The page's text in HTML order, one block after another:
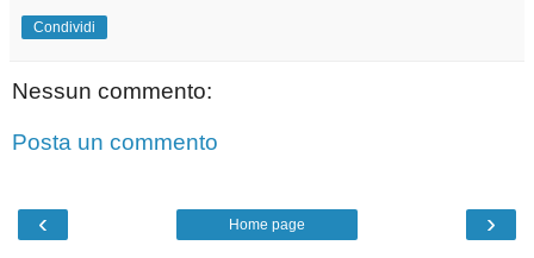
Condividi
Nessun commento:
Posta un commento
‹ ›
Home page